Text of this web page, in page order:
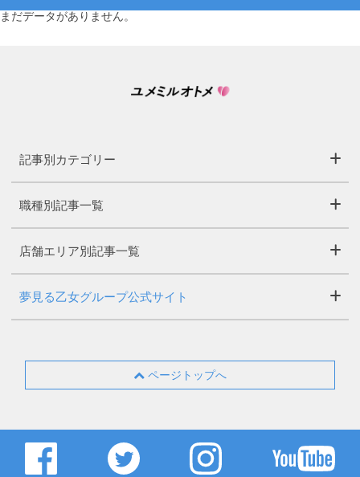
まだデータがありません。
記事別カテゴリー
職種別記事一覧
店舗エリア別記事一覧
夢見る乙女グループ公式サイト
ページトップへ